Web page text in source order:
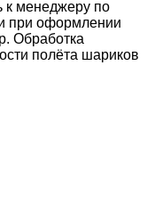
к менеджеру по
при оформлении
Обработка
полёта шариков